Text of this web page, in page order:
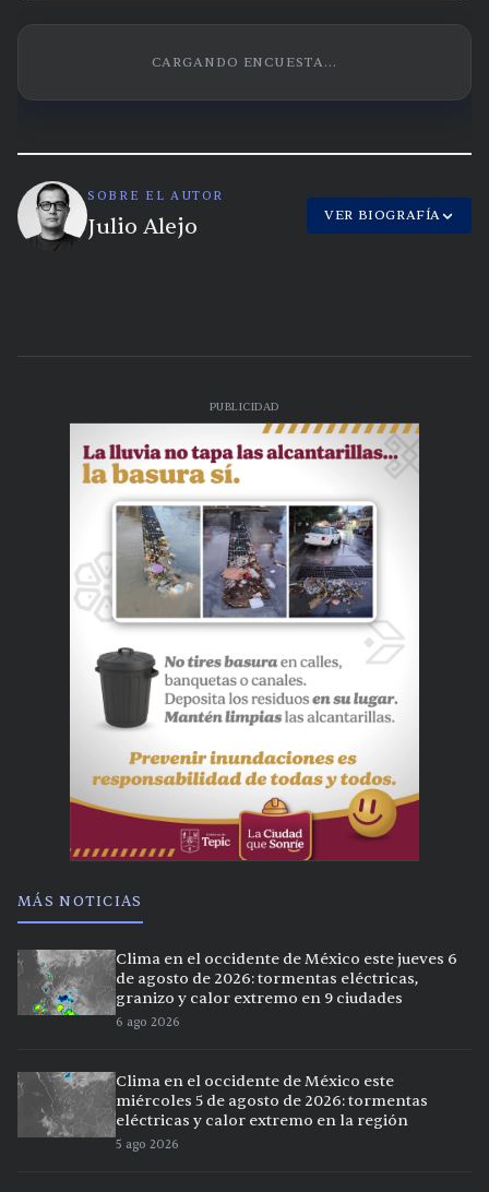
CARGANDO ENCUESTA...
SOBRE EL AUTOR
Julio Alejo VER BIOGRAFÍA
PUBLICIDAD
MÁS NOTICIAS
Clima en el occidente de México este jueves 6
de agosto de 2026: tormentas eléctricas,
granizo y calor extremo en 9 ciudades
6 ago 2026
Clima en el occidente de México este
miércoles 5 de agosto de 2026: tormentas
eléctricas y calor extremo en la región
5 ago 2026